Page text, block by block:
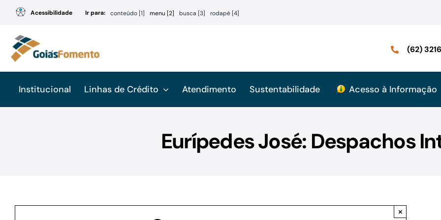
conteúdo
Acessibilidade Ir para: conteúdo [1] menu [2] busca [3] rodapé [4]
(62)
Institucional Linhas de Crédito Atendimento Sustentabilidade Acesso à Informação
Eurípedes José: Despachos
×